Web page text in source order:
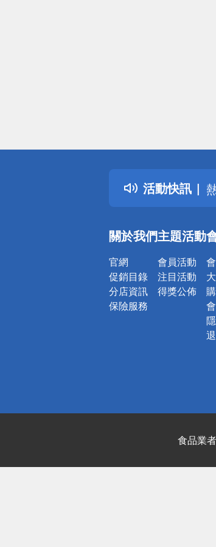
活動快訊
關於我們
官網
促銷目錄
分店資訊
保險服務
主題活動
會員活動
注目活動
得獎公佈
食品業